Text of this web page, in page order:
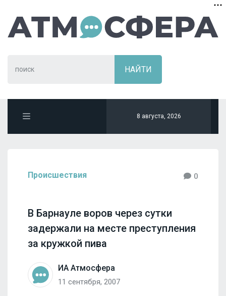
8 августа, 2026
Происшествия 0
В Барнауле воров через сутки
задержали на месте преступления
за кружкой пива
ИА Атмосфера
11 сентября, 2007